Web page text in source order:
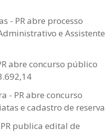
- PR abre processo
e Assistente
abre concurso público
- PR abre concurso
e cadastro de reserva
publica edital de